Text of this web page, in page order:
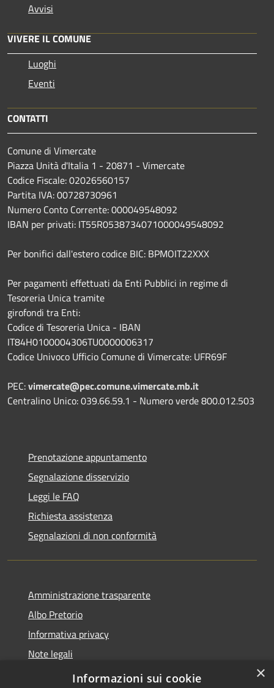
Avvisi
VIVERE IL COMUNE
Luoghi
Eventi
CONTATTI
Comune di Vimercate
Piazza Unità d'Italia 1 - 20871 - Vimercate
Codice Fiscale: 02026560157
Partita IVA: 00728730961
Numero Conto Corrente: 000049548092
IBAN per privati: IT55R0538734071000049548092
Per bonifici dall'estero codice BIC: BPMOIT22XXX
Per pagamenti effettuati da Enti Pubblici in regime di
Tesoreria Unica tramite
girofondi tra Enti:
Codice di Tesoreria Unica - IBAN
IT84H0100004306TU0000006317
Codice Univoco Ufficio Comune di Vimercate: UFR69F
PEC:vimercate@pec.comune.vimercate.mb.it
Centralino Unico: 039.66.59.1 - Numero verde 800.012.503
Prenotazione appuntamento
Segnalazione disservizio
Leggi le FAQ
Richiesta assistenza
Segnalazioni di non conformità
Amministrazione trasparente
Albo Pretorio
Informativa privacy
Note legali
Dichiarazione di accessibilità
×
Informazioni sui cookie